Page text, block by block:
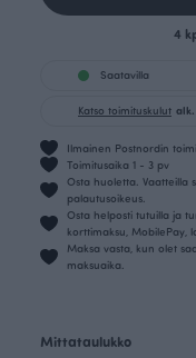
4
Saatavilla
Katso toimituskulut alk.
Ilmainen Postnordin
Toimitusaika 1 - 3 pv
Osta huoletta. Vaatteilla
palautusoikeus.
Osta helposti tutuilla ja
korttimaksu, MobilePay,
Maksa vasta, kun olet
maksuaika.
Mittataulukko